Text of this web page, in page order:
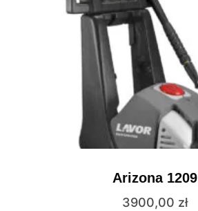
Arizona 1209
3900,00 zł